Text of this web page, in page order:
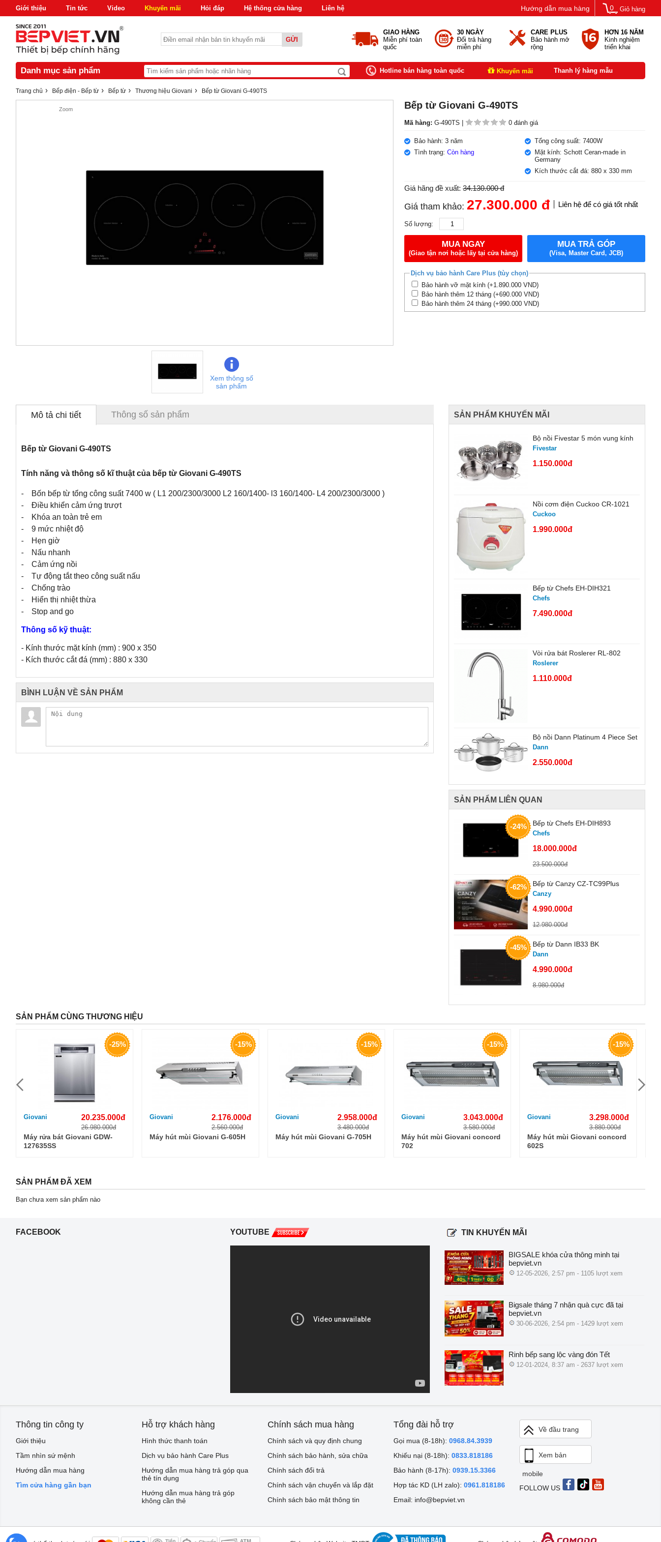
Giới thiệu Tin tức Video Khuyến mãi Hỏi đáp Hệ thống cửa hàng Liên hệ Giỏ hàng
0
Hướng dẫn mua hàng
GỬI
GIAO HÀNG
Miễn phí toàn
quốc
30 NGÀY
Đổi trả hàng
miễn phí
CARE PLUS
Bảo hành mở
rộng
HƠN 16 NĂM
Kinh nghiệm
triển khai
Danh mục sản phẩm Hotline bán hàng toàn quốc Khuyến mãi Thanh lý hàng mẫu
Trang chủ › Bếp điện - Bếp từ › Bếp từ › Thương hiệu Giovani › Bếp từ Giovani G-490TS
Zoom
Xem thông số
sản phẩm
Bếp từ Giovani G-490TS
Mã hàng: G-490TS | 0 đánh giá
Bảo hành: 3 năm
Tình trạng: Còn hàng
Tổng công suất: 7400W
Mặt kính: Schott Ceran-made in
Germany
Kích thước cắt đá: 880 x 330 mm
Giá hãng đề xuất: 34.130.000 đ
Giá tham khảo: 27.300.000 đ Liên hệ để có giá tốt nhất
Số lượng:
MUA NGAY
(Giao tận nơi hoặc lấy tại cửa hàng)
MUA TRẢ GÓP
(Visa, Master Card, JCB)
Dịch vụ bảo hành Care Plus (tùy chọn)
Bảo hành vỡ mặt kính (+1.890.000 VND)
Bảo hành thêm 12 tháng (+690.000 VND)
Bảo hành thêm 24 tháng (+990.000 VND)
Mô tả chi tiết Thông số sản phẩm
Bếp từ Giovani G-490TS
Tính năng và thông số kĩ thuật của bếp từ Giovani G-490TS
- Bốn bếp từ tổng công suất 7400 w ( L1 200/2300/3000 L2 160/1400- l3 160/1400- L4 200/2300/3000 )
- Điều khiển cảm ứng trượt
- Khóa an toàn trẻ em
- 9 mức nhiệt độ
- Hẹn giờ
- Nấu nhanh
- Cảm ứng nồi
- Tự động tắt theo công suất nấu
- Chống trào
- Hiển thị nhiệt thừa
- Stop and go
Thông số kỹ thuật:
- Kính thước mặt kính (mm) : 900 x 350
- Kích thước cắt đá (mm) : 880 x 330
BÌNH LUẬN VỀ SẢN PHẨM
SẢN PHẨM KHUYẾN MÃI
Bộ nồi Fivestar 5 món vung kính
Fivestar
1.150.000đ
Nồi cơm điện Cuckoo CR-1021
Cuckoo
1.990.000đ
Bếp từ Chefs EH-DIH321
Chefs
7.490.000đ
Vòi rửa bát Roslerer RL-802
Roslerer
1.110.000đ
Bộ nồi Dann Platinum 4 Piece Set
Dann
2.550.000đ
SẢN PHẨM LIÊN QUAN
-24% Bếp từ Chefs EH-DIH893
Chefs
18.000.000đ
23.500.000đ
-62% Bếp từ Canzy CZ-TC99Plus
Canzy
4.990.000đ
12.980.000đ
-45% Bếp từ Dann IB33 BK
Dann
4.990.000đ
8.980.000đ
SẢN PHẨM CÙNG THƯƠNG HIỆU
-25%
Giovani 20.235.000đ
26.980.000đ
Máy rửa bát Giovani GDW-
127635SS
-15%
Giovani 2.176.000đ
2.560.000đ
Máy hút mùi Giovani G-605H
-15%
Giovani 2.958.000đ
3.480.000đ
Máy hút mùi Giovani G-705H
-15%
Giovani 3.043.000đ
3.580.000đ
Máy hút mùi Giovani concord
702
-15%
Giovani 3.298.000đ
3.880.000đ
Máy hút mùi Giovani concord
602S
SẢN PHẨM ĐÃ XEM
Bạn chưa xem sản phẩm nào
FACEBOOK YOUTUBE TIN KHUYẾN MÃI
BIGSALE khóa cửa thông minh tại
bepviet.vn
12-05-2026, 2:57 pm - 1105 lượt xem
Bigsale tháng 7 nhận quà cực đã tại
bepviet.vn
30-06-2026, 2:54 pm - 1429 lượt xem
Rinh bếp sang lộc vàng đón Tết
12-01-2024, 8:37 am - 2637 lượt xem
Thông tin công ty
Giới thiệu
Tầm nhìn sứ mệnh
Hướng dẫn mua hàng
Tìm cửa hàng gần bạn
Hỗ trợ khách hàng
Hình thức thanh toán
Dịch vụ bảo hành Care Plus
Hướng dẫn mua hàng trả góp qua
thẻ tín dụng
Hướng dẫn mua hàng trả góp
không cần thẻ
Chính sách mua hàng
Chính sách và quy định chung
Chính sách bảo hành, sửa chữa
Chính sách đổi trả
Chính sách vận chuyển và lắp đặt
Chính sách bảo mật thông tin
Tổng đài hỗ trợ
Gọi mua (8-18h): 0968.84.3939
Khiếu nại (8-18h): 0833.818186
Bảo hành (8-17h): 0939.15.3366
Hợp tác KD (LH zalo): 0961.818186
Email: info@bepviet.vn
Về đầu trang
Xem bản
mobile
FOLLOW US